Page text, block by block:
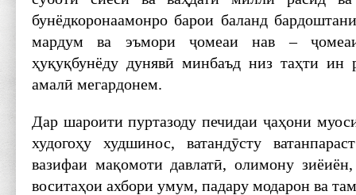
бунёдкоронаамонро барои баланд
мардум ва эъмори ҷомеаи нав –
ҳуқуқбунёду дунявӣ минбаъд низ таҳти ин
амалӣ мегардонем.
Дар шароити пуртазоду печидаи ҷаҳони
худогоҳу худшинос, ватандӯсту
вазифаи мақомоти давлатӣ, олимону
воситаҳои ахбори умум, падару модарон ва